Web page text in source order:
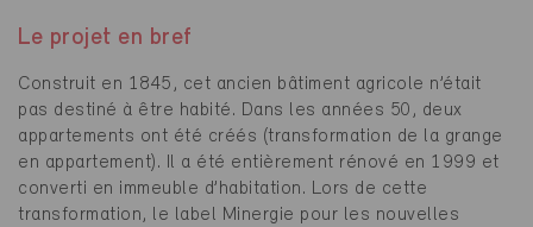
Le projet en bref
Construit en 1845, cet ancien bâtiment agricole n’était
pas destiné à être habité. Dans les années 50, deux
appartements ont été créés (transformation de la grange
en appartement). Il a été entièrement rénové en 1999 et
converti en immeuble d’habitation. Lors de cette
transformation, le label Minergie pour les nouvelles